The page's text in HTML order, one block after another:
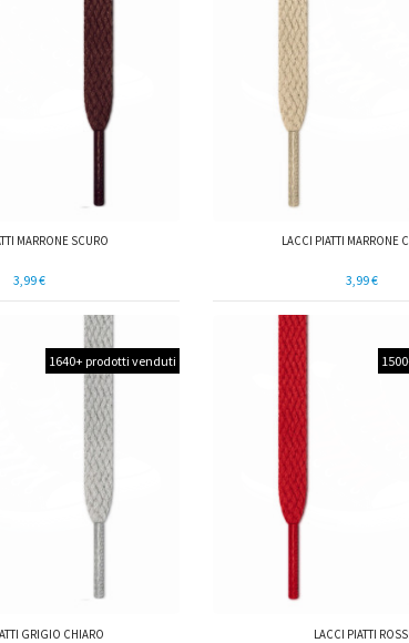
MARRONE SCURO
3,99 €
LACCI PIATTI MARRONE
3,99 €
1640+ prodotti venduti
GRIGIO CHIARO LACCI PIATTI ROSSI